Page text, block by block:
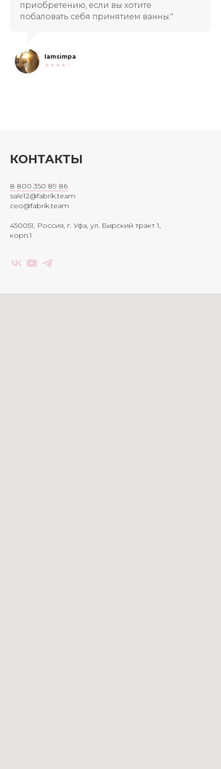
приобретению, если вы хотите
побаловать себя принятием ванны."
Iamsimpa
★★★★☆
КОНТАКТЫ
8 800 350 89 86
sale12@fabrik.team
ceo@fabrik.team
450051, Россия, г. Уфа, ул. Бирский тракт 1,
корп.1